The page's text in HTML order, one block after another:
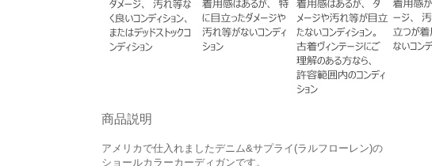
商品説明
アメリカで仕入れましたデニム&サプライ(ラルフローレン)の
ショールカラーカーディガンです。